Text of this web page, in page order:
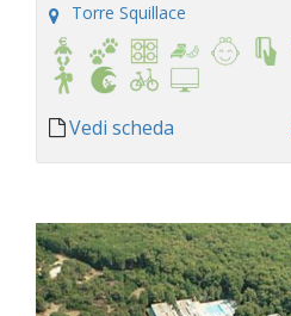
Torre Squillace
Vedi scheda